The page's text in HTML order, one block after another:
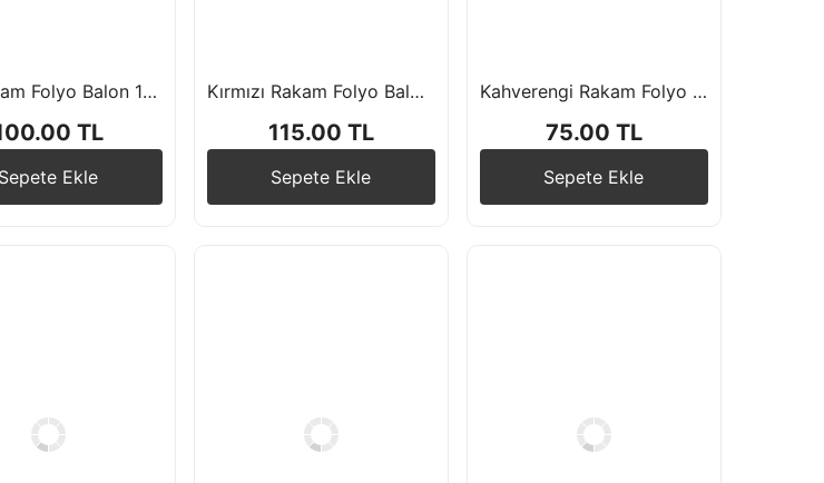
Lila Rakam Folyo Balon 100 cm 40 inç
TL
Sepete Ekle
Kırmızı Rakam Folyo Balon 100 cm
115.00 TL
Sepete Ekle
Kahverengi Rakam Folyo Balon 76 cm
75.00 TL
Sepete Ekle